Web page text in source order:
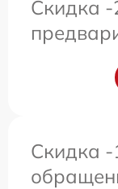
Скидка -
Скидка -